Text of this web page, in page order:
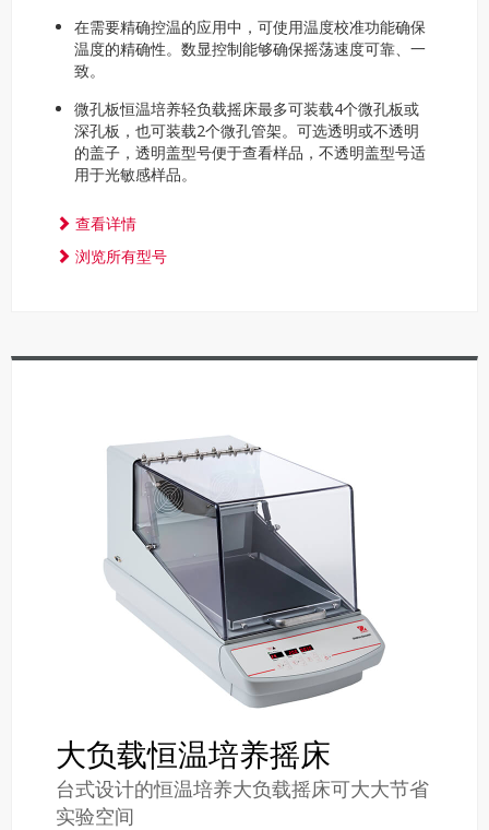
在需要精确控温的应用中，可使用温度校准功能确保
温度的精确性。数显控制能够确保摇荡速度可靠、一
致。
微孔板恒温培养轻负载摇床最多可装载4个微孔板或
深孔板，也可装载2个微孔管架。可选透明或不透明
的盖子，透明盖型号便于查看样品，不透明盖型号适
用于光敏感样品。
查看详情
浏览所有型号
大负载恒温培养摇床
台式设计的恒温培养大负载摇床可大大节省
实验空间